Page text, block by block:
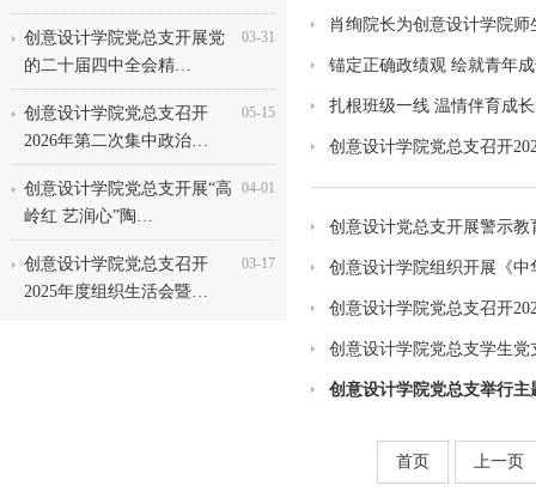
03-31
创意设计学院党总支开展党
的二十届四中全会精…
05-15
创意设计学院党总支召开
2026年第二次集中政治…
04-01
创意设计学院党总支开展“高
岭红 艺润心”陶…
03-17
创意设计学院党总支召开
2025年度组织生活会暨…
肖绚院长为创意设计学院
锚定正确政绩观 绘就青年
扎根班级一线 温情伴育成
创意设计学院党总支召开
创意设计党总支开展警示教
创意设计学院组织开展《
创意设计学院党总支召开
创意设计学院党总支学生
创意设计学院党总支举行主
首页 上一页